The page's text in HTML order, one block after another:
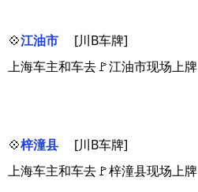
💠江油市
[川B车牌]
上海车主和车去🚩江油市现场上牌
💠梓潼县
[川B车牌]
上海车主和车去🚩梓潼县现场上牌